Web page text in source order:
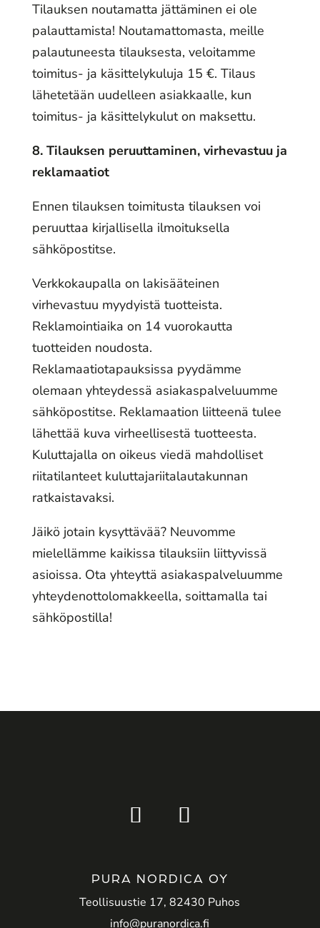
Tilauksen noutamatta jättäminen ei ole
palauttamista! Noutamattomasta, meille
palautuneesta tilauksesta, veloitamme
toimitus- ja käsittelykuluja 15 €. Tilaus
lähetetään uudelleen asiakkaalle, kun
toimitus- ja käsittelykulut on maksettu.
8. Tilauksen peruuttaminen, virhevastuu ja
reklamaatiot
Ennen tilauksen toimitusta tilauksen voi
peruuttaa kirjallisella ilmoituksella
sähköpostitse.
Verkkokaupalla on lakisääteinen
virhevastuu myydyistä tuotteista.
Reklamointiaika on 14 vuorokautta
tuotteiden noudosta.
Reklamaatiotapauksissa pyydämme
olemaan yhteydessä asiakaspalveluumme
sähköpostitse. Reklamaation liitteenä tulee
lähettää kuva virheellisestä tuotteesta.
Kuluttajalla on oikeus viedä mahdolliset
riitatilanteet kuluttajariitalautakunnan
ratkaistavaksi.
Jäikö jotain kysyttävää? Neuvomme
mielellämme kaikissa tilauksiin liittyvissä
asioissa. Ota yhteyttä asiakaspalveluumme
yhteydenottolomakkeella, soittamalla tai
sähköpostilla!
PURA NORDICA OY
Teollisuustie 17, 82430 Puhos
info@puranordica.fi